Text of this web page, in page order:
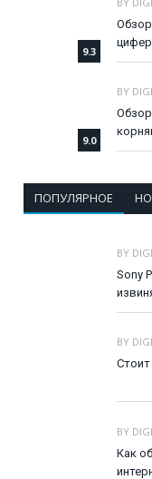
9.3
9.0
BY
ПОПУЛЯРНОЕ
BY
Sony
BY
Стоит
BY
Как